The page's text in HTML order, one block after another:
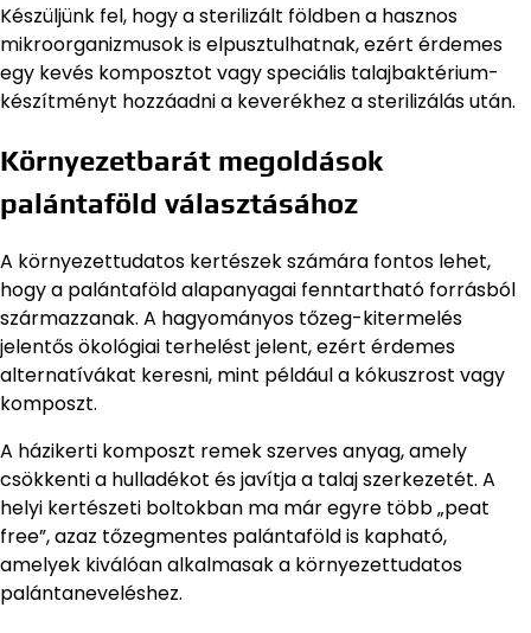
Készüljünk fel, hogy a sterilizált földben a hasznos
mikroorganizmusok is elpusztulhatnak, ezért érdemes
egy kevés komposztot vagy speciális talajbaktérium-
készítményt hozzáadni a keverékhez a sterilizálás után.
Környezetbarát megoldások
palántaföld választásához
A környezettudatos kertészek számára fontos lehet,
hogy a palántaföld alapanyagai fenntartható forrásból
származzanak. A hagyományos tőzeg-kitermelés
jelentős ökológiai terhelést jelent, ezért érdemes
alternatívákat keresni, mint például a kókuszrost vagy
komposzt.
A házikerti komposzt remek szerves anyag, amely
csökkenti a hulladékot és javítja a talaj szerkezetét. A
helyi kertészeti boltokban ma már egyre több „peat
free”, azaz tőzegmentes palántaföld is kapható,
amelyek kiválóan alkalmasak a környezettudatos
palántaneveléshez.